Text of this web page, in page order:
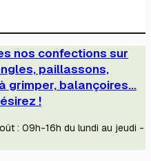
nos confections sur
paillassons,
grimper, balançoires...
!
: 09h-16h du lundi au jeudi -